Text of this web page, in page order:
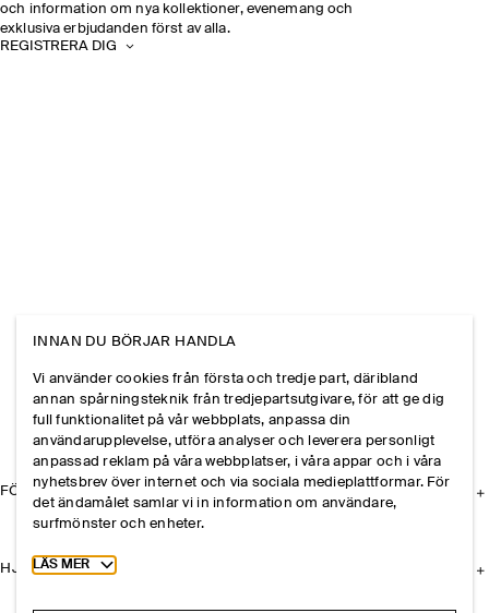
och information om nya kollektioner, evenemang och
exklusiva erbjudanden först av alla.
REGISTRERA DIG
FÖRETAGET
HJÄLP
INNAN DU BÖRJAR HANDLA
Vi använder cookies från första och tredje part, däribland
annan spårningsteknik från tredjepartsutgivare, för att ge dig
full funktionalitet på vår webbplats, anpassa din
användarupplevelse, utföra analyser och leverera personligt
anpassad reklam på våra webbplatser, i våra appar och i våra
nyhetsbrev över internet och via sociala medieplattformar. För
det ändamålet samlar vi in information om användare,
surfmönster och enheter.
Toggle more cookie information
LÄS MER